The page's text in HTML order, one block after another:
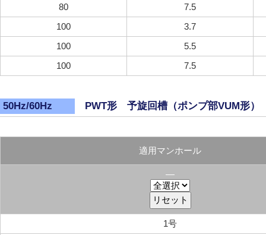
80
7.5
100
3.7
100
5.5
100
7.5
50Hz/60Hz PWT形 予旋回槽（ポンプ部VUM形）
適用マンホール
―
1号